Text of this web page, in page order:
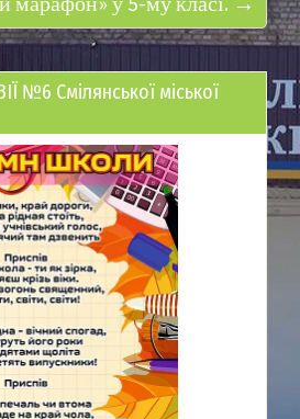
№6 Смілянської міської